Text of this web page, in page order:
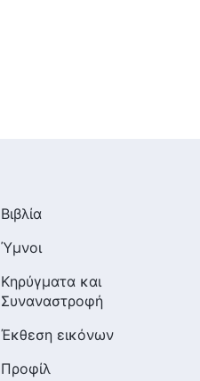
Βιβλία
Ύμνοι
Κηρύγματα και
Συναναστροφή
Έκθεση εικόνων
Προφίλ